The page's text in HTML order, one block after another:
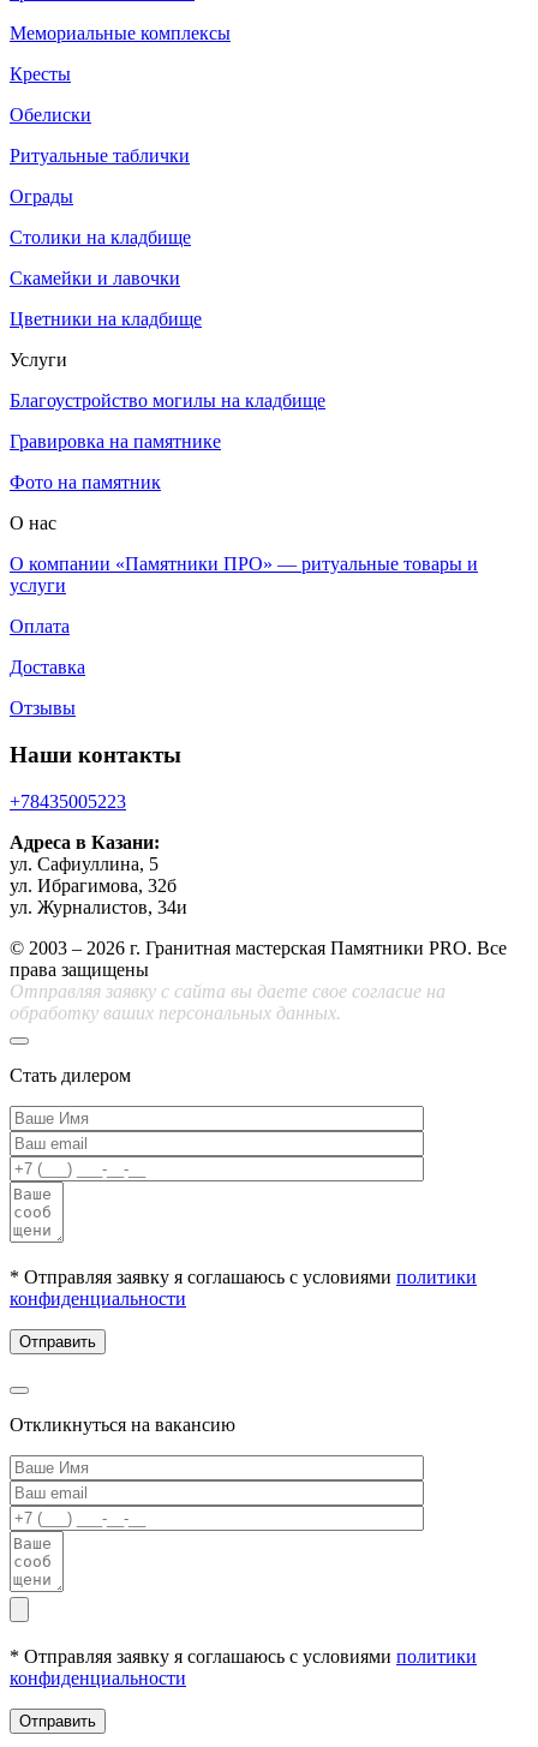
Мемориальные комплексы
Кресты
Обелиски
Ритуальные таблички
Ограды
Столики на кладбище
Скамейки и лавочки
Цветники на кладбище
Услуги
Благоустройство могилы на кладбище
Гравировка на памятнике
Фото на памятник
О нас
О компании «Памятники ПРО» — ритуальные товары и
услуги
Оплата
Доставка
Отзывы
Наши контакты
+78435005223
Адреса в Казани:
ул. Сафиуллина, 5
ул. Ибрагимова, 32б
ул. Журналистов, 34и
© 2003 – 2026 г. Гранитная мастерская Памятники PRO. Все
права защищены
Отправляя заявку с сайта вы даете свое согласие на
обработку ваших персональных данных.
Стать дилером
* Отправляя заявку я соглашаюсь с условиями политики
конфиденциальности
Откликнуться на вакансию
* Отправляя заявку я соглашаюсь с условиями политики
конфиденциальности